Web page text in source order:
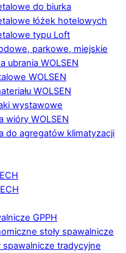
do biurka
łóżek hotelowych
typu Loft
parkowe, miejskie
ubrania WOLSEN
WOLSEN
WOLSEN
wystawowe
wióry WOLSEN
do agregatów klimatyzacji
GPPH
stoły spawalnicze
spawalnicze tradycyjne